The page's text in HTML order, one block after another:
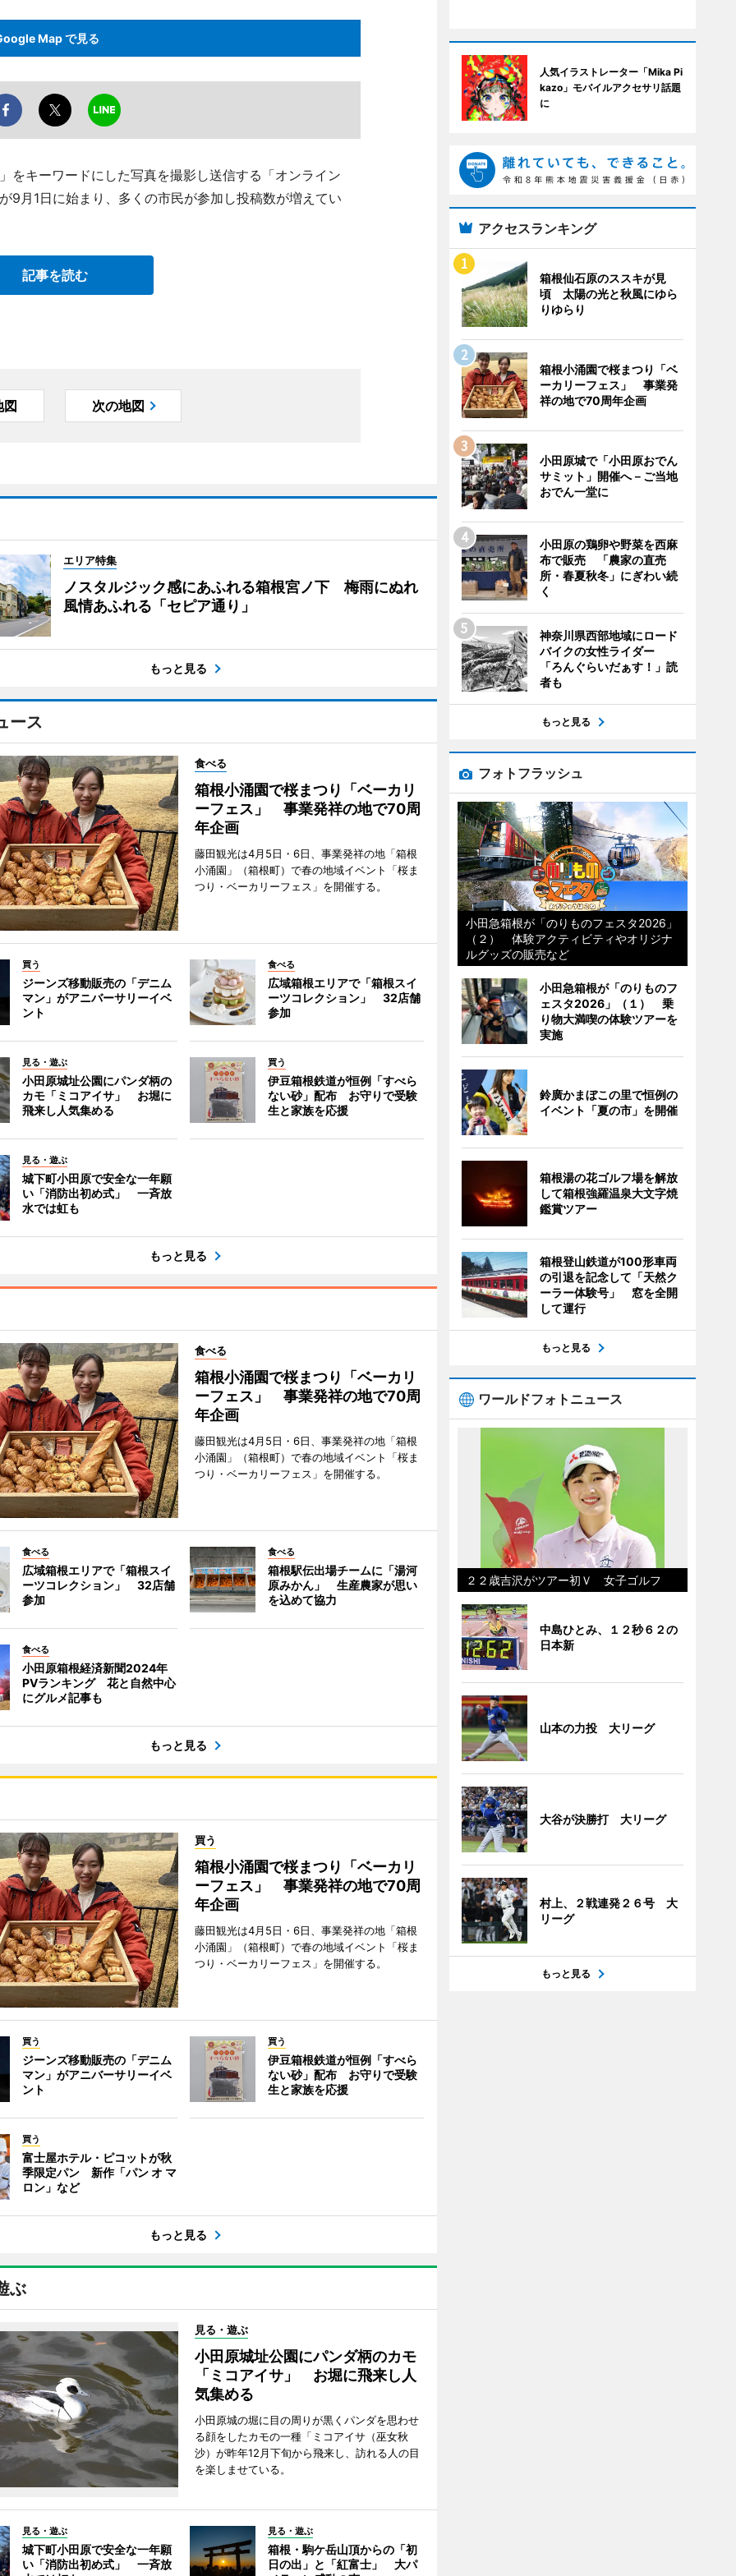
Map で見る
をキーワードにした写真を撮影し送信する「オンライン
9月1日に始まり、多くの市民が参加し投稿数が増えてい
記事を読む
図 次の地図
エリア特集
ノスタルジック感にあふれる箱根宮ノ下 梅雨にぬれ
風情あふれる「セピア通り」
もっと見る
ース
食べる
箱根小涌園で桜まつり「ベーカリ
ーフェス」 事業発祥の地で70周
年企画
藤田観光は4月5日・6日、事業発祥の地「箱根
小涌園」（箱根町）で春の地域イベント「桜ま
つり・ベーカリーフェス」を開催する。
買う
ジーンズ移動販売の「デニム
マン」がアニバーサリーイベ
ント
食べる
広域箱根エリアで「箱根スイ
ーツコレクション」 32店舗
参加
見る・遊ぶ
小田原城址公園にパンダ柄の
カモ「ミコアイサ」 お堀に
飛来し人気集める
買う
伊豆箱根鉄道が恒例「すべら
ない砂」配布 お守りで受験
生と家族を応援
見る・遊ぶ
城下町小田原で安全な一年願
い「消防出初め式」 一斉放
水では虹も
もっと見る
食べる
箱根小涌園で桜まつり「ベーカリ
ーフェス」 事業発祥の地で70周
年企画
藤田観光は4月5日・6日、事業発祥の地「箱根
小涌園」（箱根町）で春の地域イベント「桜ま
つり・ベーカリーフェス」を開催する。
食べる
広域箱根エリアで「箱根スイ
ーツコレクション」 32店舗
参加
食べる
箱根駅伝出場チームに「湯河
原みかん」 生産農家が思い
を込めて協力
食べる
小田原箱根経済新聞2024年
PVランキング 花と自然中心
にグルメ記事も
もっと見る
買う
箱根小涌園で桜まつり「ベーカリ
ーフェス」 事業発祥の地で70周
年企画
藤田観光は4月5日・6日、事業発祥の地「箱根
小涌園」（箱根町）で春の地域イベント「桜ま
つり・ベーカリーフェス」を開催する。
買う
ジーンズ移動販売の「デニム
マン」がアニバーサリーイベ
ント
買う
伊豆箱根鉄道が恒例「すべら
ない砂」配布 お守りで受験
生と家族を応援
買う
富士屋ホテル・ピコットが秋
季限定パン 新作「パン オ マ
ロン」など
もっと見る
ぶ
見る・遊ぶ
小田原城址公園にパンダ柄のカモ
「ミコアイサ」 お堀に飛来し人
気集める
小田原城の堀に目の周りが黒くパンダを思わせ
る顔をしたカモの一種「ミコアイサ（巫女秋
沙）が昨年12月下旬から飛来し、訪れる人の目
を楽しませている。
見る・遊ぶ
城下町小田原で安全な一年願
い「消防出初め式」 一斉放
見る・遊ぶ
箱根・駒ケ岳山頂からの「初
日の出」と「紅富士」 大パ
人気イラストレーター「Mika Pi
kazo」モバイルアクセサリ話題
に
アクセスランキング
箱根仙石原のススキが見
頃 太陽の光と秋風にゆら
りゆらり
箱根小涌園で桜まつり「ベ
ーカリーフェス」 事業発
祥の地で70周年企画
小田原城で「小田原おでん
サミット」開催へ－ご当地
おでん一堂に
小田原の鶏卵や野菜を西麻
布で販売 「農家の直売
所・春夏秋冬」にぎわい続
く
神奈川県西部地域にロード
バイクの女性ライダー
「ろんぐらいだぁす！」読
者も
もっと見る
フォトフラッシュ
小田急箱根が「のりものフェスタ2026」
（２） 体験アクティビティやオリジナ
ルグッズの販売など
小田急箱根が「のりものフ
ェスタ2026」（１） 乗
り物大満喫の体験ツアーを
実施
鈴廣かまぼこの里で恒例の
イベント「夏の市」を開催
箱根湯の花ゴルフ場を解放
して箱根強羅温泉大文字焼
鑑賞ツアー
箱根登山鉄道が100形車両
の引退を記念して「天然ク
ーラー体験号」 窓を全開
して運行
もっと見る
ワールドフォトニュース
２２歳吉沢がツアー初Ｖ 女子ゴルフ
中島ひとみ、１２秒６２の
日本新
山本の力投 大リーグ
大谷が決勝打 大リーグ
村上、２戦連発２６号 大
リーグ
もっと見る